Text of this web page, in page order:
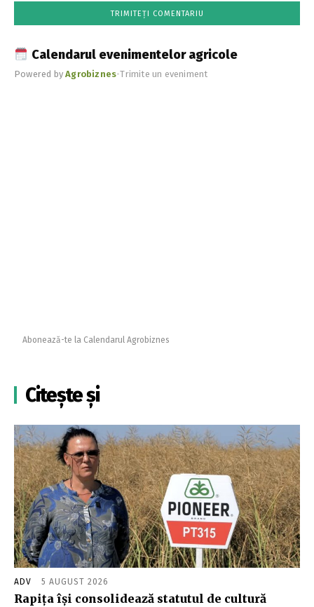
Calendarul evenimentelor agricole
Powered byAgrobiznes•Trimite un eveniment
Abonează-te la Calendarul Agrobiznes
Citește și
ADV 5 AUGUST 2026
Rapița își consolidează statutul de cultură